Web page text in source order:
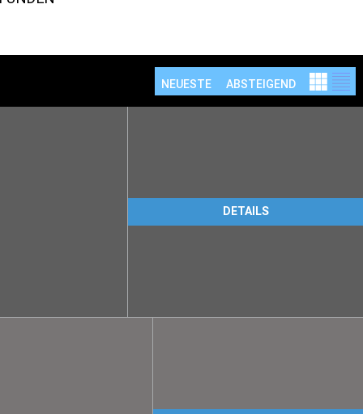
NEUESTE ABSTEIGEND
DETAILS